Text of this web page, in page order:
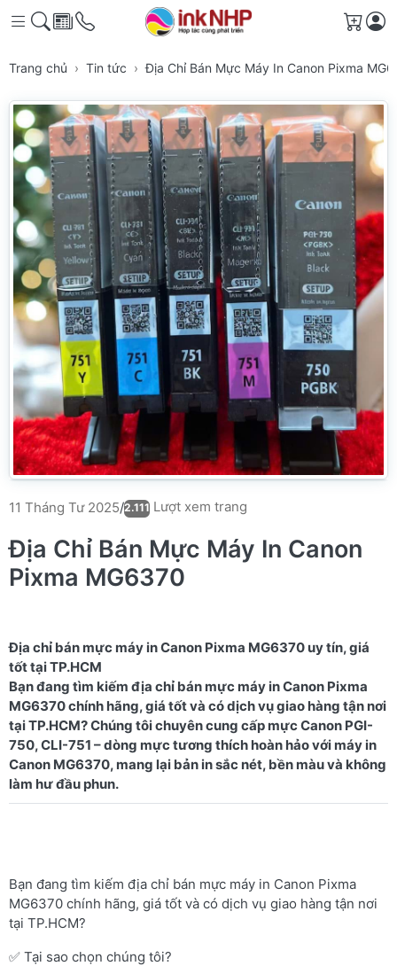
Giỏ
Trang chủ Tin tức Địa Chỉ Bán Mực Máy In Canon Pixma
11 Tháng Tư 2025/2.111 Lượt xem trang
Địa Chỉ Bán Mực Máy In Canon
Pixma MG6370
Địa chỉ bán mực máy in Canon Pixma MG6370 uy tín, giá
tốt tại TP.HCM
Bạn đang tìm kiếm địa chỉ bán mực máy in Canon Pixma
MG6370 chính hãng, giá tốt và có dịch vụ giao hàng tận nơi
tại TP.HCM? Chúng tôi chuyên cung cấp mực Canon PGI-
750, CLI-751 – dòng mực tương thích hoàn hảo với máy in
Canon MG6370, mang lại bản in sắc nét, bền màu và không
Bạn đang tìm kiếm địa chỉ bán mực máy in Canon Pixma
MG6370 chính hãng, giá tốt và có dịch vụ giao hàng tận nơi
tại TP.HCM?
✅ Tại sao chọn chúng tôi?